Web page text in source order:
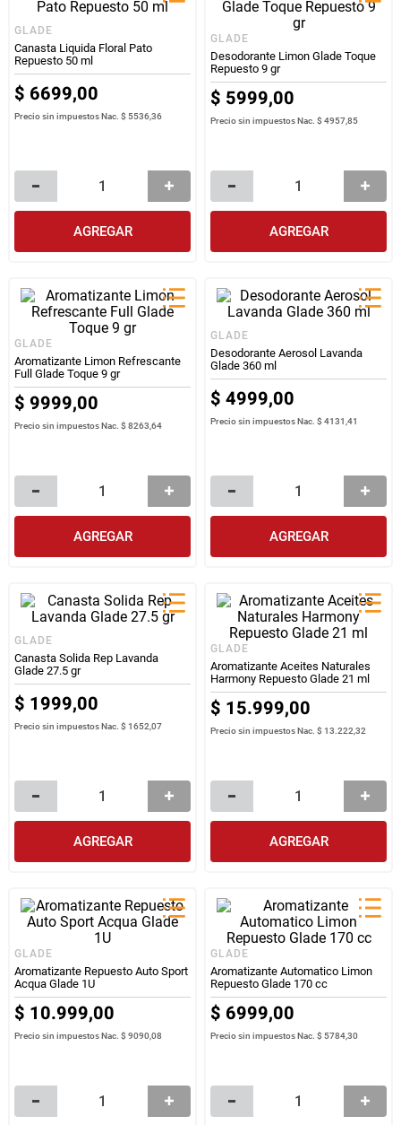
GLADE
Canasta Liquida Floral Pato
Repuesto 50 ml
$ 6699,00
Precio sin impuestos Nac.$ 5536,36
AGREGAR
GLADE
Desodorante Limon Glade Toque
Repuesto 9 gr
$ 5999,00
Precio sin impuestos Nac.$ 4957,85
AGREGAR
GLADE
Aromatizante Limon Refrescante
Full Glade Toque 9 gr
$ 9999,00
Precio sin impuestos Nac.$ 8263,64
AGREGAR
GLADE
Desodorante Aerosol Lavanda
Glade 360 ml
$ 4999,00
Precio sin impuestos Nac.$ 4131,41
AGREGAR
GLADE
Canasta Solida Rep Lavanda
Glade 27.5 gr
$ 1999,00
Precio sin impuestos Nac.$ 1652,07
AGREGAR
GLADE
Aromatizante Aceites Naturales
Harmony Repuesto Glade 21 ml
$ 15.999,00
Precio sin impuestos Nac.$ 13.222,32
AGREGAR
GLADE
Aromatizante Repuesto Auto Sport
Acqua Glade 1U
$ 10.999,00
Precio sin impuestos Nac.$ 9090,08
GLADE
Aromatizante Automatico Limon
Repuesto Glade 170 cc
$ 6999,00
Precio sin impuestos Nac.$ 5784,30